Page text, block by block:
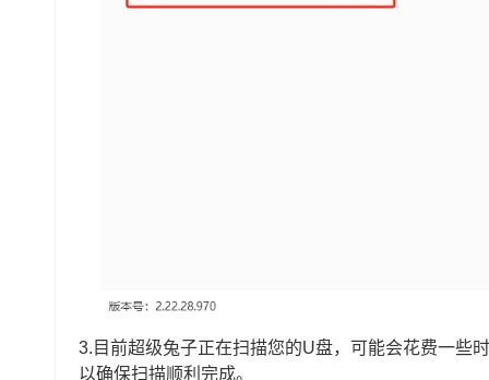
3.目前超级兔子正在扫描您的U盘，可能会花费一些
以确保扫描顺利完成。